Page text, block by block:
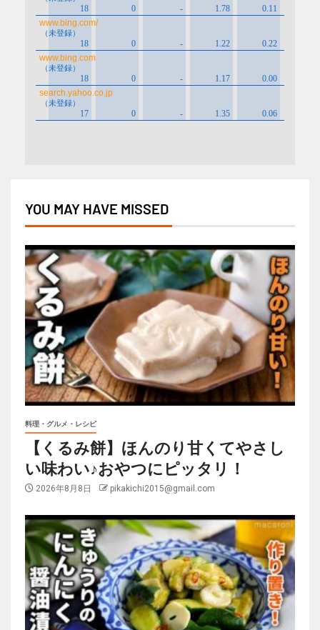
YOU MAY HAVE MISSED
料理・グルメ・レシピ
【くるみ餅】ほんのり甘くてやさし
い味わい♪おやつにピッタリ！
2026年8月8日 pikakichi2015@gmail.com